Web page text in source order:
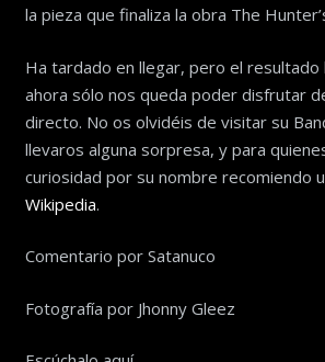
la pieza que finaliza la obra The
Ha tardado en llegar, pero el resultado
ahora sólo nos queda poder disfrutar
directo. No os olvidéis de visitar su
llevaros alguna sorpresa, y para
curiosidad por su nombre recomiendo
Wikipedia.
Comentario por Satanuco
Fotografía por Jhonny Gleez